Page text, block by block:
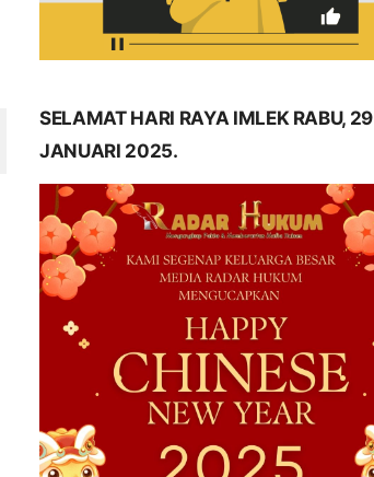
SELAMAT HARI RAYA IMLEK RABU, 29
JANUARI 2025.